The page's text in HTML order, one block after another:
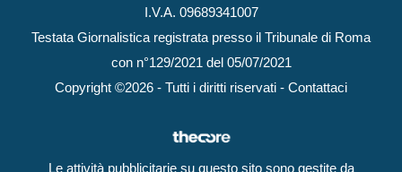
I.V.A. 09689341007
Testata Giornalistica registrata presso il Tribunale di Roma
con n°129/2021 del 05/07/2021
Copyright ©2026 - Tutti i diritti riservati - Contattaci
Le attività pubblicitarie su questo sito sono gestite da